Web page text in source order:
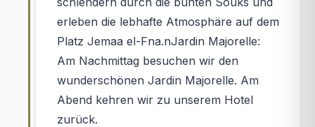
erleben die lebhafte Atmosphäre auf dem
Platz Jemaa el-Fna.nJardin Majorelle:
Am Nachmittag besuchen wir den
wunderschönen Jardin Majorelle. Am
Abend kehren wir zu unserem Hotel
zurück.